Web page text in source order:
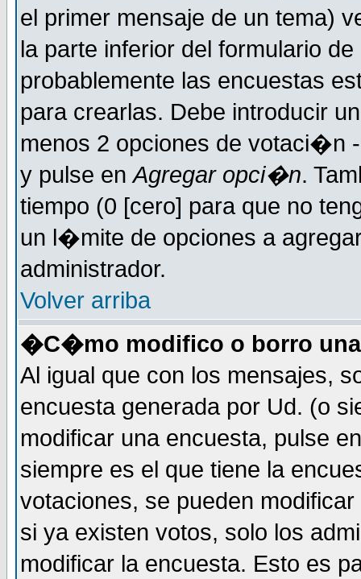
el primer mensaje de un
la parte inferior del formulario
probablemente las encuestas
para crearlas. Debe introducir
menos 2 opciones de votaci�n
y pulse enAgregar opci�n.
tiempo (0 [cero] para que no
un l�mite de opciones a
administrador.
Volver arriba
�C�mo modifico o borro
Al igual que con los mensajes,
encuesta generada por Ud. (o
modificar una encuesta, pulse
siempre es el que tiene la
votaciones, se pueden
si ya existen votos, solo los
modificar la encuesta. Esto es